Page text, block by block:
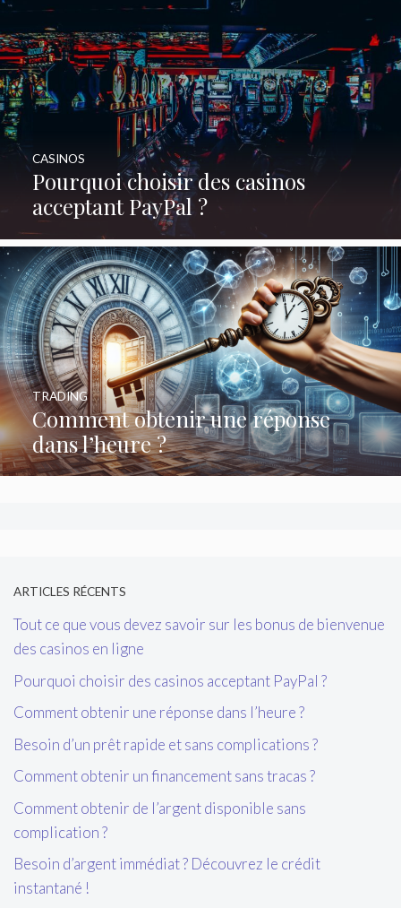
Pourquoi choisir des casinos
acceptant PayPal ?
CASINOS
Comment obtenir une réponse
dans l’heure ?
TRADING
ARTICLES RÉCENTS
Tout ce que vous devez savoir sur les bonus de bienvenue
des casinos en ligne
Pourquoi choisir des casinos acceptant PayPal ?
Comment obtenir une réponse dans l’heure ?
Besoin d’un prêt rapide et sans complications ?
Comment obtenir un financement sans tracas ?
Comment obtenir de l’argent disponible sans
complication ?
Besoin d’argent immédiat ? Découvrez le crédit
instantané !